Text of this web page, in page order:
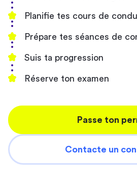
Planifie tes cours de
Prépare tes séances de
Suis ta progression
Réserve ton examen
Passe ton
Contacte un